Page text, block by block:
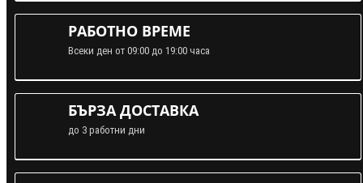
РАБОТНО ВРЕМЕ
Всеки ден от 09:00 до 19:00 часа
БЪРЗА ДОСТАВКА
до 3 работни дни